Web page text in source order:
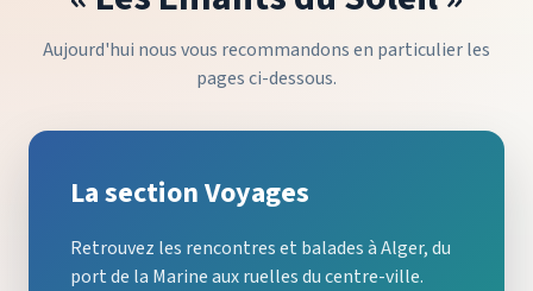
Aujourd'hui nous vous recommandons en particulier les
pages ci-dessous.
La section Voyages
Retrouvez les rencontres et balades à Alger, du
port de la Marine aux ruelles du centre-ville.